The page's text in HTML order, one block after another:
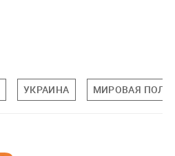
УКРАИНА МИРОВАЯ